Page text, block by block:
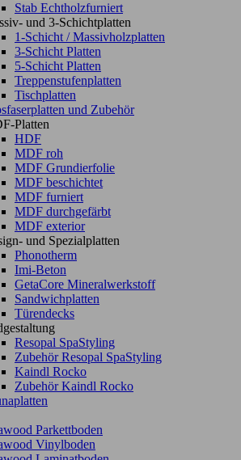
Stab Echtholzfurniert
und 3-Schichtplatten
1-Schicht / Massivholzplatten
3-Schicht Platten
5-Schicht Platten
Treppenstufenplatten
Tischplatten
und Zubehör
Platten
HDF
MDF roh
MDF Grundierfolie
MDF beschichtet
MDF furniert
MDF durchgefärbt
MDF exterior
und Spezialplatten
Phonotherm
Imi-Beton
GetaCore Mineralwerkstoff
Sandwichplatten
Türendecks
Resopal SpaStyling
Zubehör Resopal SpaStyling
Kaindl Rocko
Zubehör Kaindl Rocko
Parkettboden
Vinylboden